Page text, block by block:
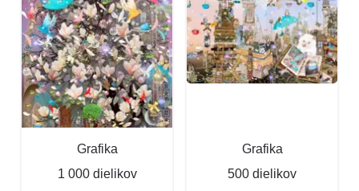
Grafika
1 000 dielikov
Grafika
500 dielikov